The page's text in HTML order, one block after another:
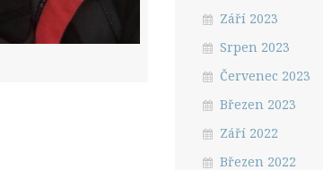
Září 2023
Srpen 2023
Červenec 2023
Březen 2023
Září 2022
Březen 2022